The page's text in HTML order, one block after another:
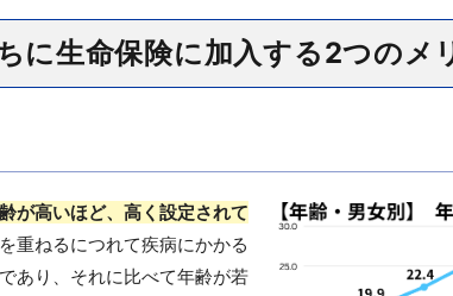
に生命保険に加入する2つのメ
が高いほど、高く設定されて
重ねるにつれて疾病にかかる
あり、それに比べて年齢が若